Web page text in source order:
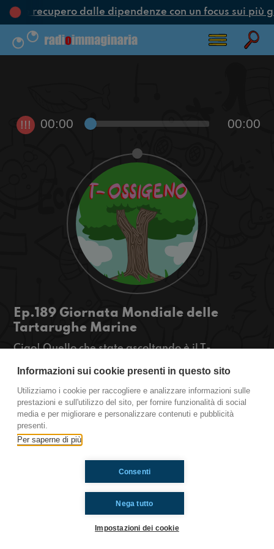
e recupero dalle dipendenze con un focus sui più
!!! 00:00 00:00
Ep.189 Giornata Mondiale delle
Tartarughe Marine
Ciao! Quello che state ascoltando è il T-
radioimmaginaria in cui vi parlo di ambiente,
natura e animali. Oggi parleremo della Giornata
Mondiale delle Tartarughe Marine.
https://www.radioimmaginaria.it
Informazioni sui cookie presenti in questo sito
Utilizziamo i cookie per raccogliere e analizzare informazioni sulle
prestazioni e sull'utilizzo del sito, per fornire funzionalità di social
media e per migliorare e personalizzare contenuti e pubblicità
presenti.
Per saperne di più
Nega tutto
Consenti
Impostazioni dei cookie